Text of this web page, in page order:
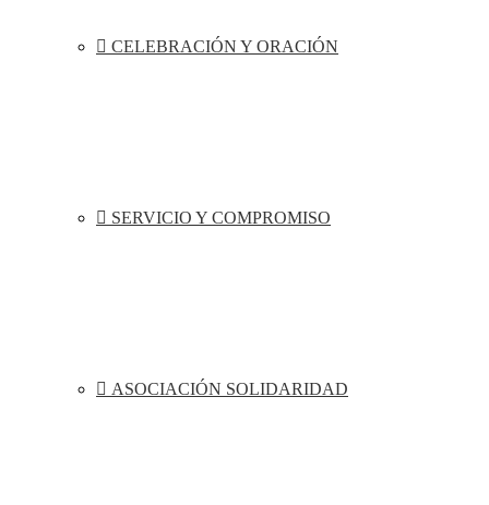
CELEBRACIÓN Y ORACIÓN
SERVICIO Y COMPROMISO
ASOCIACIÓN SOLIDARIDAD